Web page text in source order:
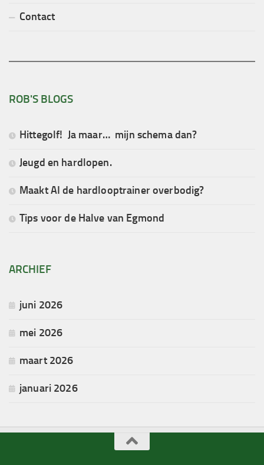
Contact
ROB'S BLOGS
Hittegolf! Ja maar… mijn schema dan?
Jeugd en hardlopen.
Maakt AI de hardlooptrainer overbodig?
Tips voor de Halve van Egmond
ARCHIEF
juni 2026
mei 2026
maart 2026
januari 2026